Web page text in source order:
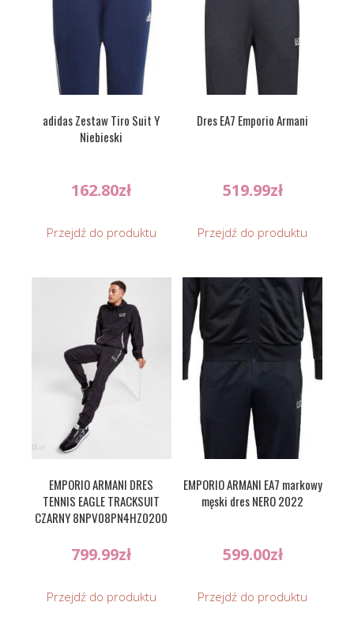
adidas Zestaw Tiro Suit Y
Niebieski
162.80zł
Przejdź do produktu
Dres EA7 Emporio Armani
519.99zł
Przejdź do produktu
EMPORIO ARMANI DRES
TENNIS EAGLE TRACKSUIT
CZARNY 8NPV08PN4HZ0200
799.99zł
Przejdź do produktu
EMPORIO ARMANI EA7 markowy
męski dres NERO 2022
599.00zł
Przejdź do produktu